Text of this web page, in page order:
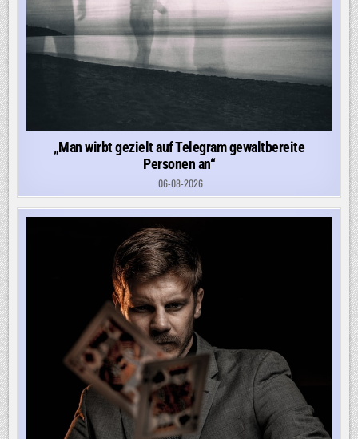
„Man wirbt gezielt auf Telegram gewaltbereite
Personen an“
06-08-2026